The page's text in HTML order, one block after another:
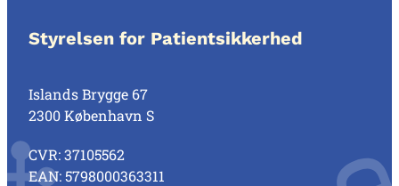
Styrelsen for Patientsikkerhed
Islands Brygge 67
2300 København S
CVR: 37105562
EAN: 5798000363311